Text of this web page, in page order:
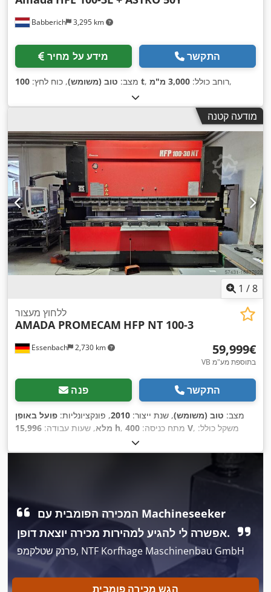
Babberich 3,295 km
מידע על מחיר התקשר
מצב: טוב (משומש), כוח לחץ: 100 t , רוחב כולל: 3,000 מ"מ ,
מודעה קטנה
1 /8
Essenbach 2,730 km
ללחוץ מעצור
AMADA PROMECAM HFP NT 100-3
‏59,999 ‏€
VB בתוספת מע"מ
פנה התקשר
מצב: טוב (משומש), שנת ייצור: 2010, פונקציונליות: פועל באופן
מלא, שעות עבודה: 15,996 h , מתח כניסה: 400 V , משקל כולל:
אפשרה לי להגיע למהירות מכירה יוצאת דופן.
פרנק שטלקמפ, NTF Korfhage Maschinenbau GmbH
הגש מכירה פומבית